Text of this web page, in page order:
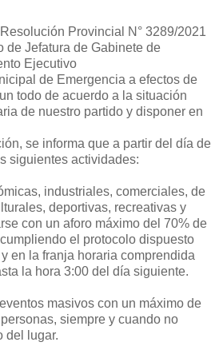
Provincial N° 3289/2021
de Jefatura de Gabinete de
Ejecutivo
de Emergencia a efectos de
todo de acuerdo a la situación
de nuestro partido y disponer en
se informa que a partir del día de
siguientes actividades:
industriales, comerciales, de
deportivas, recreativas y
con un aforo máximo del 70% de
el protocolo dispuesto
en la franja horaria comprendida
la hora 3:00 del día siguiente.
masivos con un máximo de
siempre y cuando no
del lugar.